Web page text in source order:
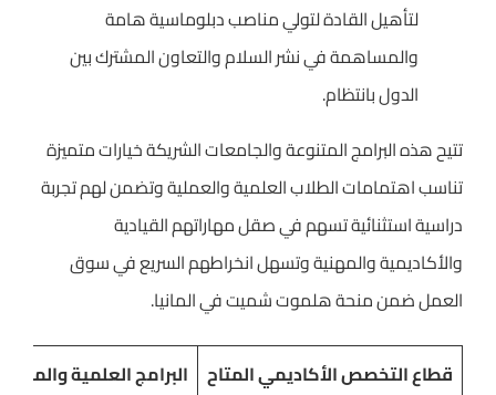
لتأهيل القادة لتولي مناصب دبلوماسية هامة
والمساهمة في نشر السلام والتعاون المشترك بين
الدول بانتظام.
تتيح هذه البرامج المتنوعة والجامعات الشريكة خيارات متميزة
تناسب اهتمامات الطلاب العلمية والعملية وتضمن لهم تجربة
دراسية استثنائية تسهم في صقل مهاراتهم القيادية
والأكاديمية والمهنية وتسهل انخراطهم السريع في سوق
العمل ضمن منحة هلموت شميت في المانيا.
قطاع التخصص الأكاديمي المتاح البرامج العلمية